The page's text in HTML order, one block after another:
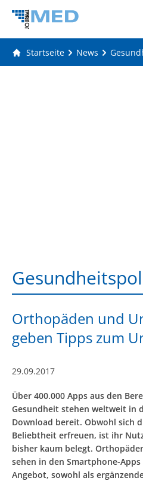
Startseite News
Orthopäden und
geben Tipps zum
29.09.2017
Über 400.000 Apps aus den
Gesundheit stehen weltweit in
Download bereit. Obwohl sich
Beliebtheit erfreuen, ist ihr
bisher kaum belegt.
sehen in den Smartphone-
Angebot, sowohl als